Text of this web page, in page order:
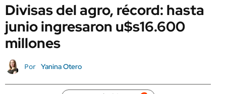
Divisas del agro, récord: hasta
junio ingresaron u$s16.600
millones
Por Yanina Otero